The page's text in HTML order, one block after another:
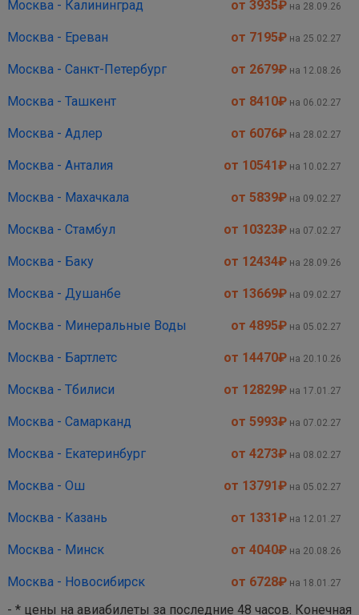
Москва - Калининград от 3935₽ на 28.09.26
Москва - Ереван от 7195₽ на 25.02.27
Москва - Санкт-Петербург от 2679₽ на 12.08.26
Москва - Ташкент от 8410₽ на 06.02.27
Москва - Адлер от 6076₽ на 28.02.27
Москва - Анталия от 10541₽ на 10.02.27
Москва - Махачкала от 5839₽ на 09.02.27
Москва - Стамбул от 10323₽ на 07.02.27
Москва - Баку от 12434₽ на 28.09.26
Москва - Душанбе от 13669₽ на 09.02.27
Москва - Минеральные Воды от 4895₽ на 05.02.27
Москва - Бартлетс от 14470₽ на 20.10.26
Москва - Тбилиси от 12829₽ на 17.01.27
Москва - Самарканд от 5993₽ на 07.02.27
Москва - Екатеринбург от 4273₽ на 08.02.27
Москва - Ош от 13791₽ на 05.02.27
Москва - Казань от 1331₽ на 12.01.27
Москва - Минск от 4040₽ на 20.08.26
Москва - Новосибирск от 6728₽ на 18.01.27
- * цены на авиабилеты за последние 48 часов. Конечная